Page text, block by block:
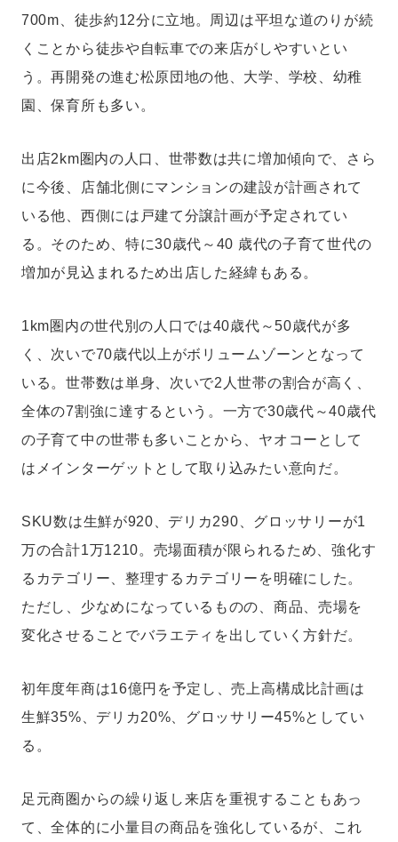
700m、徒歩約12分に立地。周辺は平坦な道のりが続
くことから徒歩や自転車での来店がしやすいとい
う。再開発の進む松原団地の他、大学、学校、幼稚
園、保育所も多い。
出店2km圏内の人口、世帯数は共に増加傾向で、さら
に今後、店舗北側にマンションの建設が計画されて
いる他、西側には戸建て分譲計画が予定されてい
る。そのため、特に30歳代～40 歳代の子育て世代の
増加が見込まれるため出店した経緯もある。
1km圏内の世代別の人口では40歳代～50歳代が多
く、次いで70歳代以上がボリュームゾーンとなって
いる。世帯数は単身、次いで2人世帯の割合が高く、
全体の7割強に達するという。一方で30歳代～40歳代
の子育て中の世帯も多いことから、ヤオコーとして
はメインターゲットとして取り込みたい意向だ。
SKU数は生鮮が920、デリカ290、グロッサリーが1
万の合計1万1210。売場面積が限られるため、強化す
るカテゴリー、整理するカテゴリーを明確にした。
ただし、少なめになっているものの、商品、売場を
変化させることでバラエティを出していく方針だ。
初年度年商は16億円を予定し、売上高構成比計画は
生鮮35%、デリカ20%、グロッサリー45%としてい
る。
足元商圏からの繰り返し来店を重視することもあっ
て、全体的に小量目の商品を強化しているが、これ